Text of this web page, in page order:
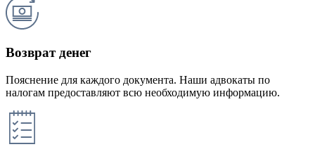
Возврат денег
Пояснение для каждого документа. Наши адвокаты по
налогам предоставляют всю необходимую информацию.